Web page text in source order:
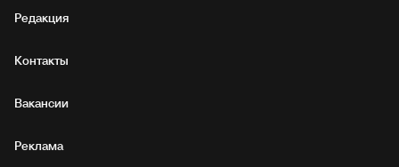
Редакция
Контакты
Вакансии
Реклама